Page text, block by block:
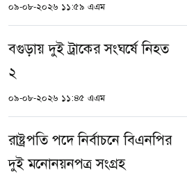
০৯-০৮-২০২৬ ১১:৫৯ এএম
বগুড়ায় দুই ট্রাকের সংঘর্ষে নিহত
২
০৯-০৮-২০২৬ ১১:৪৫ এএম
রাষ্ট্রপতি পদে নির্বাচনে বিএনপির
দুই মনোনয়নপত্র সংগ্রহ